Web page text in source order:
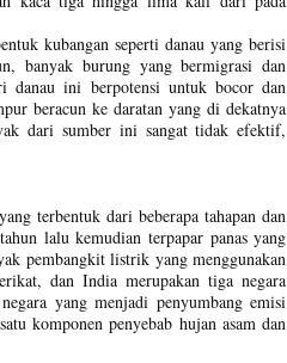
kubangan seperti danau yang berisi
banyak burung yang bermigrasi dan
danau ini berpotensi untuk bocor dan
beracun ke daratan yang di dekatnya
dari sumber ini sangat tidak efektif,
terbentuk dari beberapa tahapan dan
lalu kemudian terpapar panas yang
pembangkit listrik yang menggunakan
dan India merupakan tiga negara
yang menjadi penyumbang emisi
komponen penyebab hujan asam dan